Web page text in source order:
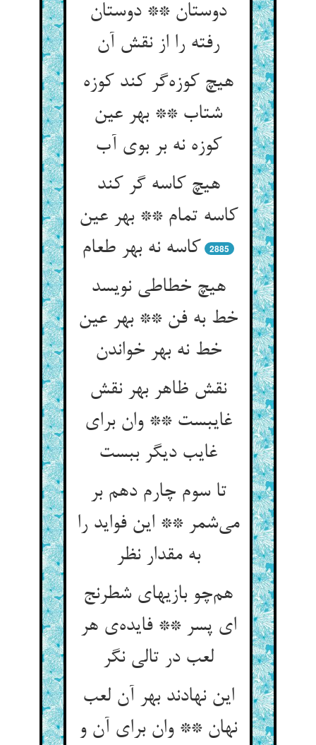
دوستان ** دوستان
رفته را از نقش آن
هیچ کوزه‌گر کند کوزه
شتاب ** بهر عین
کوزه نه بر بوی آب
هیچ کاسه گر کند
کاسه تمام ** بهر عین
کاسه نه بهر طعام
2885
هیچ خطاطی نویسد
خط به فن ** بهر عین
خط نه بهر خواندن
نقش ظاهر بهر نقش
غایبست ** وان برای
غایب دیگر ببست
تا سوم چارم دهم بر
می‌شمر ** این فواید را
به مقدار نظر
هم‌چو بازیهای شطرنج
ای پسر ** فایده‌ی هر
لعب در تالی نگر
این نهادند بهر آن لعب
نهان ** وان برای آن و